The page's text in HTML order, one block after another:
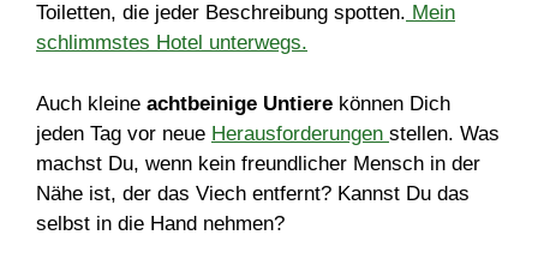
Toiletten, die jeder Beschreibung spotten. Mein
schlimmstes Hotel unterwegs.
Auch kleine achtbeinige Untiere können Dich
jeden Tag vor neue Herausforderungen stellen. Was
machst Du, wenn kein freundlicher Mensch in der
Nähe ist, der das Viech entfernt? Kannst Du das
selbst in die Hand nehmen?